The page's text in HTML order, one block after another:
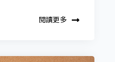
閱讀更多